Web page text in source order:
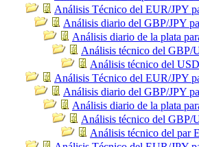
Análisis Técnico del EUR/JPY
Análisis diario del GBP/JPY
Análisis diario de la plata
Análisis técnico del GBP/
Análisis técnico del
Análisis Técnico del EUR/JPY
Análisis diario del GBP/JPY
Análisis diario de la plata
Análisis técnico del GBP/
Análisis técnico del par